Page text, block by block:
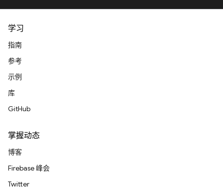
学习
指南
参考
示例
库
GitHub
掌握动态
博客
Firebase 峰会
Twitter